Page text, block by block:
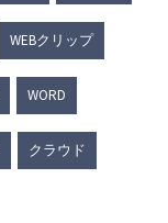
WEBクリップ
WORD
クラウド